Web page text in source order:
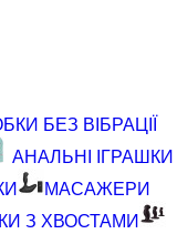
БЕЗ ВІБРАЦІЇ
АНАЛЬНІ ІГРАШКИ
МАСАЖЕРИ
З ХВОСТАМИ